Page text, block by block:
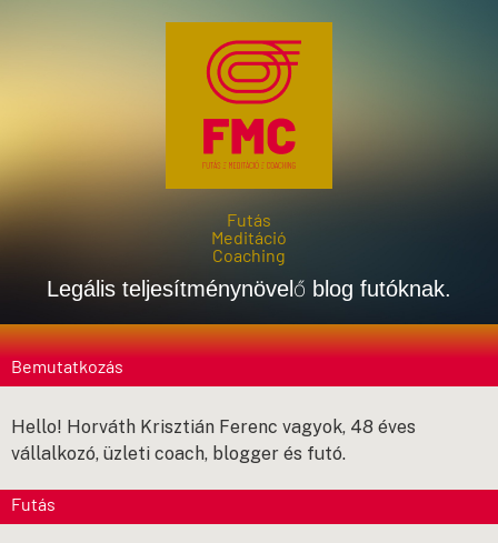
Futás
Meditáció
Coaching
Legális teljesítménynövelő blog futóknak.
Bemutatkozás
Hello! Horváth Krisztián Ferenc vagyok, 48 éves
vállalkozó, üzleti coach, blogger és futó.
Futás